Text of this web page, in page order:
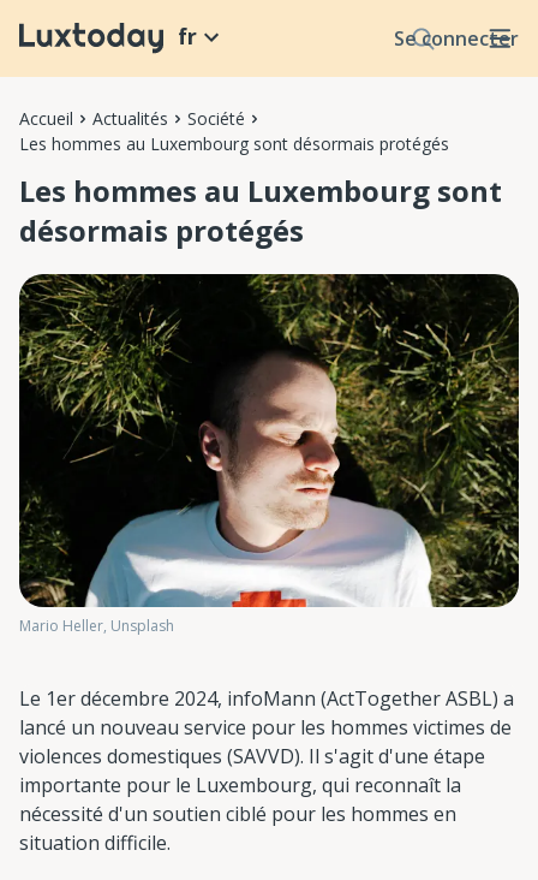
Se connecter
fr
Accueil Actualités
Société
Les hommes au Luxembourg sont désormais protégés
Les hommes au Luxembourg sont
désormais protégés
Mario Heller, Unsplash
Le 1er décembre 2024, infoMann (ActTogether ASBL) a
lancé un nouveau service pour les hommes victimes de
violences domestiques (SAVVD). Il s'agit d'une étape
importante pour le Luxembourg, qui reconnaît la
nécessité d'un soutien ciblé pour les hommes en
situation difficile.